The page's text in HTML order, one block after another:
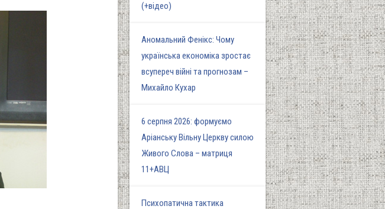
(+відео)
Аномальний Фенікс: Чому
українська економіка зростає
всупереч війні та прогнозам –
Михайло Кухар
6 серпня 2026: формуємо
Аріанську Вільну Церкву силою
Живого Слова – матриця
11+АВЦ
Психопатична тактика